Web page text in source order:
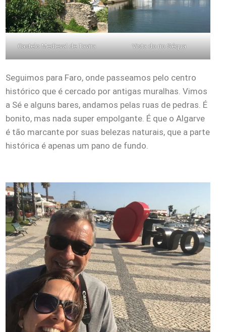
Castelo Medieval de Tavira Vista do rio Séqua
Seguimos para Faro, onde passeamos pelo centro
histórico que é cercado por antigas muralhas. Vimos
a Sé e alguns bares, andamos pelas ruas de pedras. É
bonito, mas nada super empolgante. É que o Algarve
é tão marcante por suas belezas naturais, que a parte
histórica é apenas um pano de fundo.